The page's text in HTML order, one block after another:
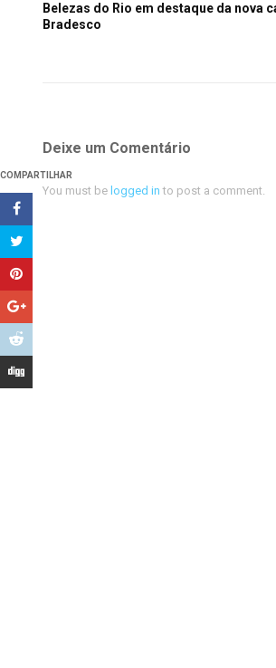
COMPARTILHAR
Belezas do Rio em destaque da nova
Bradesco
Deixe um Comentário
You must be logged in to post a comment.